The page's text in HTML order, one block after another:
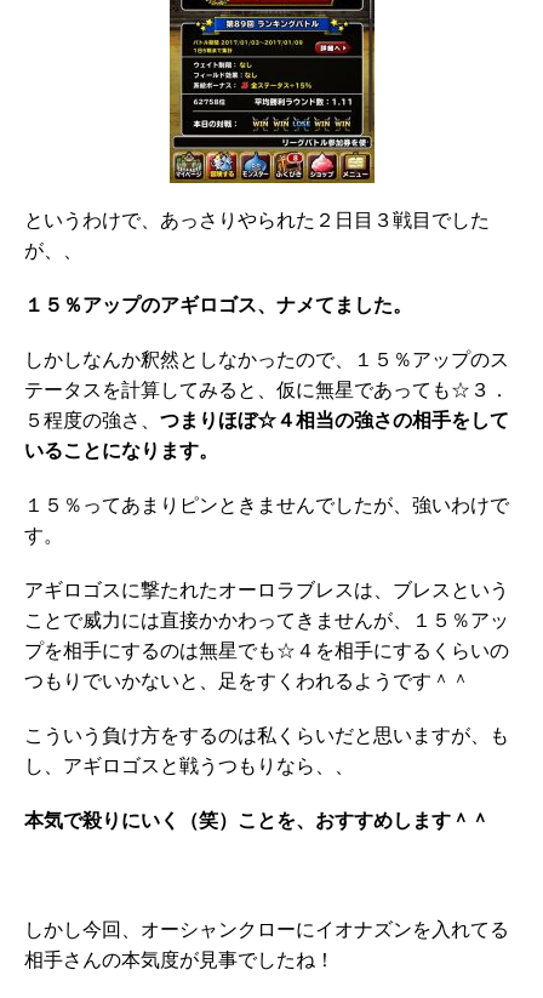
というわけで、あっさりやられた２日目３戦目でした
が、、
１５％アップのアギロゴス、ナメてました。
しかしなんか釈然としなかったので、１５％アップのス
テータスを計算してみると、仮に無星であっても☆３．
５程度の強さ、 つまりほぼ☆４相当の強さの相手をして
いることになります。
１５％ってあまりピンときませんでしたが、強いわけで
す。
アギロゴスに撃たれたオーロラブレスは、ブレスという
ことで威力には直接かかわってきませんが、１５％アッ
プを相手にするのは無星でも☆４を相手にするくらいの
つもりでいかないと、足をすくわれるようです＾＾
こういう負け方をするのは私くらいだと思いますが、も
し、アギロゴスと戦うつもりなら、、
本気で殺りにいく（笑）ことを、おすすめします＾＾
しかし今回、オーシャンクローにイオナズンを入れてる
相手さんの本気度が見事でしたね！